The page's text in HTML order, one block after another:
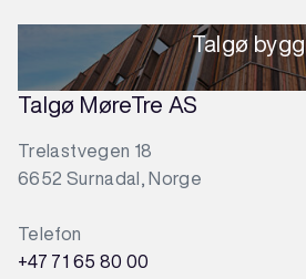
Talgø bygg
Talgø MøreTre AS
Trelastvegen 18
6652 Surnadal, Norge
Telefon
+47 71 65 80 00